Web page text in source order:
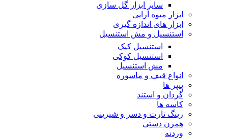
سایر ابزار گل سازی
ابزار میوه آرایی
ابزار های اندازه گیری
استنسیل و مش استنسیل
استنسیل کیک
استنسیل کوکی
مش استنسیل
انواع قیف و ماسوره
پیپر ها
گردان و استند
کاسه ها
رینگ تارت و دسر و شیرینی
همزن دستی
وردنه